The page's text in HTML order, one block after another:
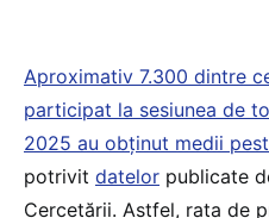
Aproximativ 7.300 dintre
participat la sesiunea de
2025 au obținut medii
potrivit datelor publicate
Cercetării. Astfel, rata de